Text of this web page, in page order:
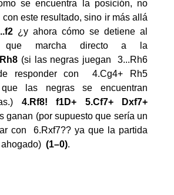
se encuentra la posición, no
este resultado, sino ir más allá
¿y ahora cómo se detiene al
marcha directo a la
(si las negras juegan 3...Rh6
responder con 4.Cg4+ Rh5
las negras se encuentran
4.Rf8! f1D+ 5.Cf7+ Dxf7+
ganan (por supuesto que sería un
con 6.Rxf7?? ya que la partida
(1–0).